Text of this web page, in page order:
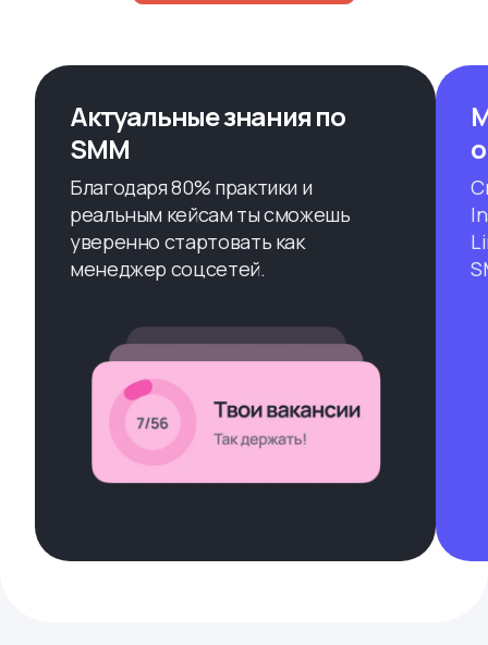
Актуальные знания по
SMM
Благодаря 80% практики и
реальным кейсам ты сможешь
уверенно стартовать как
менеджер соцсетей.